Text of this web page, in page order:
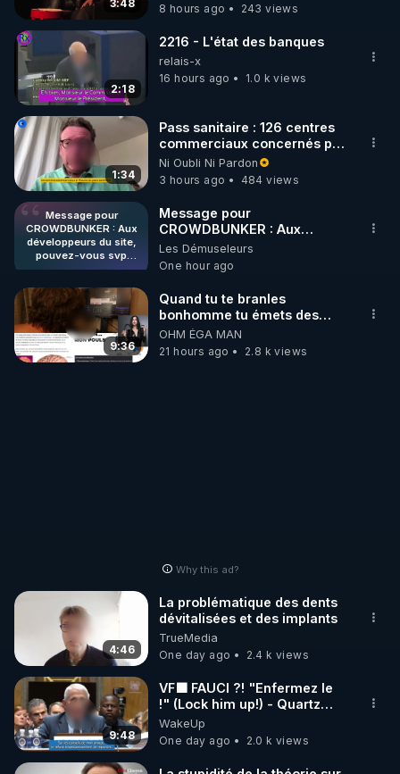
3:48
8 hours ago
243 views
2:18
2216 - L'état des banques
relais-x
16 hours ago
1.0 k views
1:34
Pass sanitaire : 126 centres
commerciaux concernés par
l'obligation dans toute la
France
Ni Oubli Ni Pardon
3 hours ago
484 views
Message pour
CROWDBUNKER : Aux
développeurs du site,
pouvez-vous svp
remettre la
"Les plus récents" car
c'est une
fonctionnalité bien
pratique et sans ça,
nous n'avons pas
envie de perdre du
Message pour
CROWDBUNKER : Aux
développeurs du site,
pouvez-vous svp remettre la
fonctionnalité de tri par "Les
plus récents" car c'est une
fonctionnalité bien pratique
et sans ça, nous n'avons pas
envie de perdre du temps à
filtrer visuellement et donc
Les Démuseleurs
One hour ago
9:36
Quand tu te branles
bonhomme tu émets des
ondes ils ont juste omis de
t'expliquer
OHM ÉGA MAN
21 hours ago
2.8 k views
Why this ad?
4:46
La problématique des dents
dévitalisées et des implants
TrueMedia
One day ago
2.4 k views
9:48
VF🟩 FAUCI ?! "Enfermez le
!" (Lock him up!) - Quartz
Traduction
WakeUp
One day ago
2.0 k views